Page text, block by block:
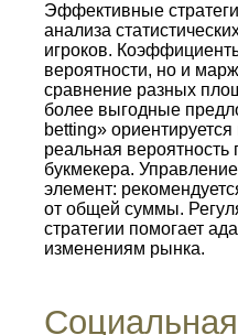
Эффективные
анализа
игроков.
вероятности, но и
сравнение разных
более выгодные
betting» ориентируется
реальная
букмекера.
элемент:
от общей суммы.
стратегии помогает
изменениям рынка.
Социальная